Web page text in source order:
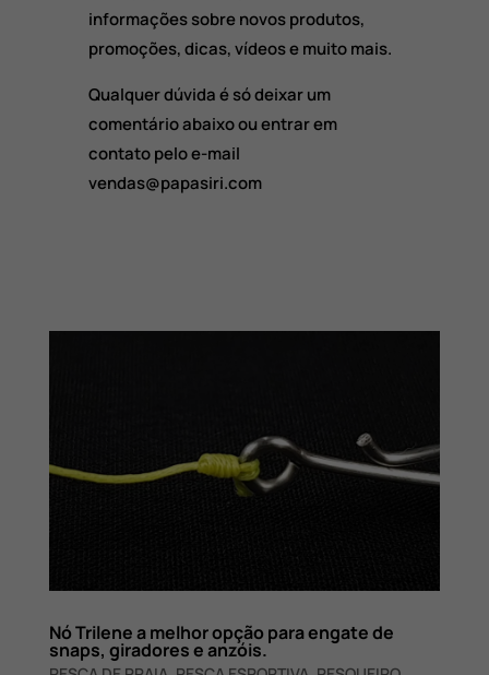
informações sobre novos produtos,
promoções, dicas, vídeos e muito mais.
Qualquer dúvida é só deixar um
comentário abaixo ou entrar em
contato pelo e-mail
vendas@papasiri.com
Nó Trilene a melhor opção para engate de
snaps, giradores e anzóis.